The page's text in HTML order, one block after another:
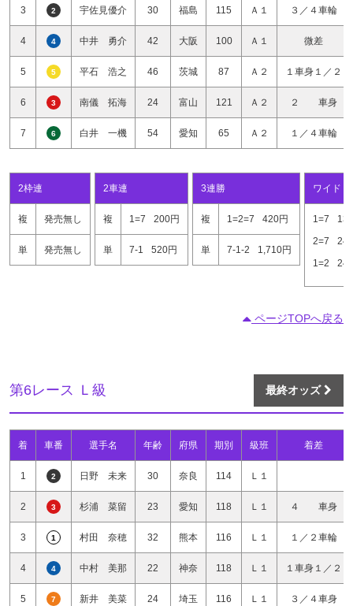
3 2 宇佐見優介 30 福島 115 Ａ１ ３／４車輪
4 4 中井 勇介 42 大阪 100 Ａ１ 微差
5 5 平石 浩之 46 茨城 87 Ａ２ １車身１／２
6 3 南儀 拓海 24 富山 121 Ａ２ ２ 車身
7 6 白井 一機 54 愛知 65 Ａ２ １／４車輪
2枠連
複 発売無し
単 発売無し
2車連
複 1=7 200円
単 7-1 520円
3連勝
複 1=2=7 420円
単 7-1-2 1,710円
ワイド
1=7
2=7
1=2
ページTOPへ戻る
第6レース Ｌ級 最終オッズ
着 車番 選手名 年齢 府県 期別 級班 着差
1 2 日野 未来 30 奈良 114 Ｌ１
2 3 杉浦 菜留 23 愛知 118 Ｌ１ ４ 車身
3 1 村田 奈穂 32 熊本 116 Ｌ１ １／２車輪
4 4 中村 美那 22 神奈 118 Ｌ１ １車身１／２
5 7 新井 美菜 24 埼玉 116 Ｌ１ ３／４車身